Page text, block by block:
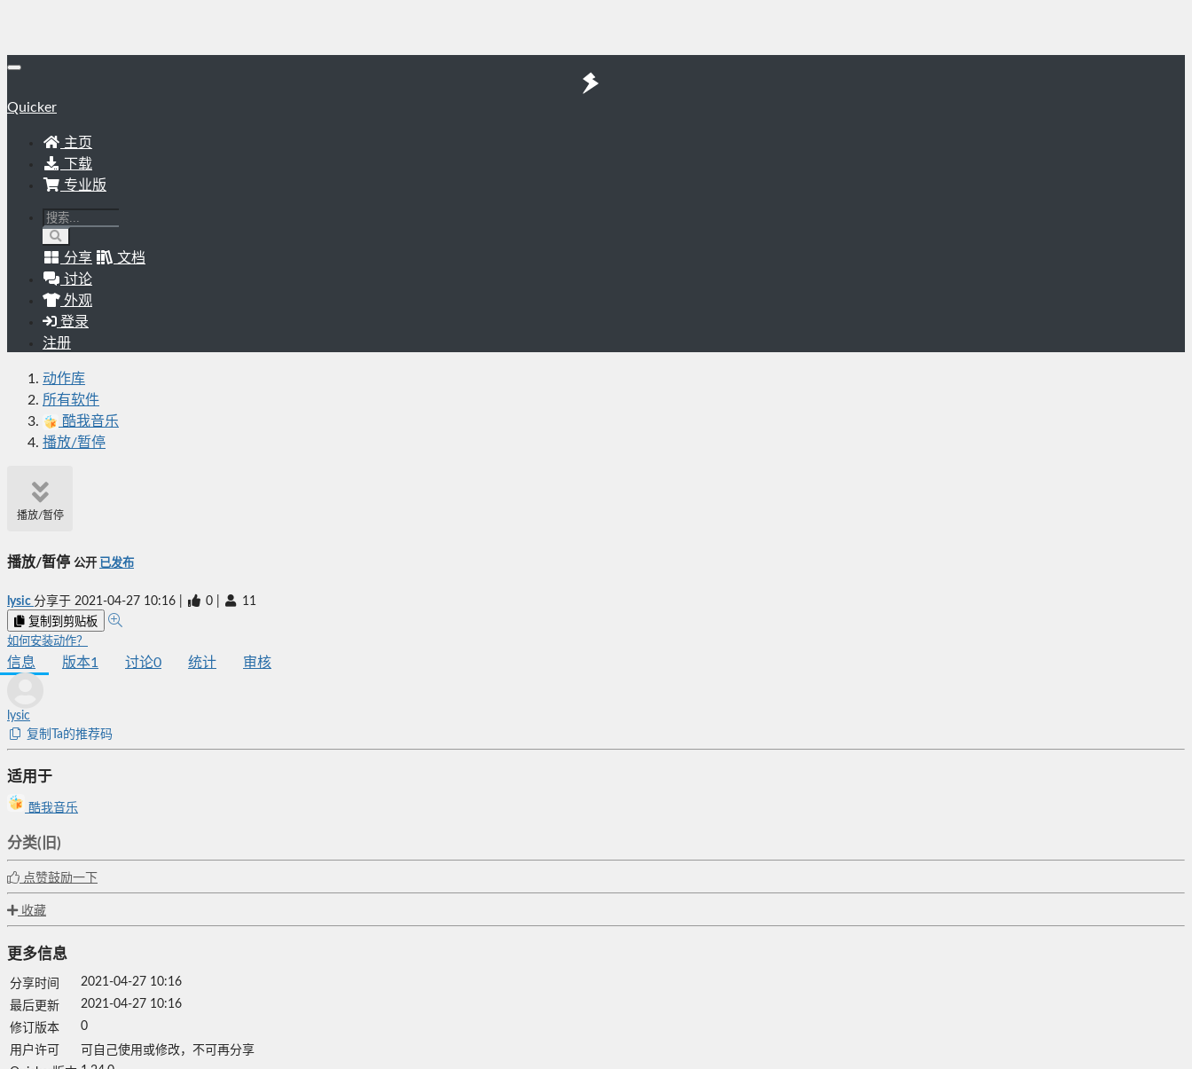
Quicker
主页
下载
专业版
分享
文档
讨论
外观
登录
注册
动作库
所有软件
酷我音乐
播放/暂停
播放/暂停
播放/暂停 公开 已发布
lysic 分享于 2021-04-27 10:16 0 11
复制到剪贴板
如何安装动作？
信息 版本1 讨论0 统计 审核
lysic
复制Ta的推荐码
适用于
酷我音乐
分类(旧)
点赞鼓励一下
收藏
更多信息
分享时间
2021-04-27 10:16
最后更新
2021-04-27 10:16
修订版本
0
用户许可
可自己使用或修改，不可再分享